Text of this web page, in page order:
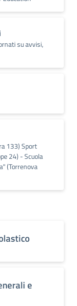
su avvisi,
133) Sport
24) - Scuola
(Torrenova
e